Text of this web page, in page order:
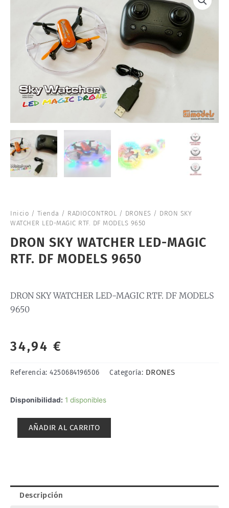
Inicio / Tienda / RADIOCONTROL / DRONES / DRON SKY
WATCHER LED-MAGIC RTF. DF MODELS 9650
DRON SKY WATCHER LED-MAGIC
RTF. DF MODELS 9650
DRON SKY WATCHER LED-MAGIC RTF. DF MODELS
9650
34,94 €
Referencia: 4250684196506 Categoría: DRONES
Disponibilidad: 1 disponibles
DRON
WATCHER
9650
AÑADIR AL CARRITO
Descripción